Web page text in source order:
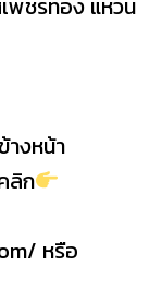
างหน้า
ลิก
หรือ